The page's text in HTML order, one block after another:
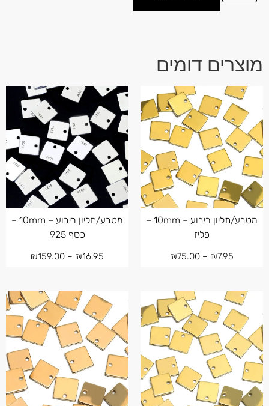
מוצרים דומים
מטבע/תליון ריבוע – 10mm –
פליז
₪7.95
–
₪75.00
מטבע/תליון ריבוע – 10mm –
כסף 925
₪16.95
–
₪159.00